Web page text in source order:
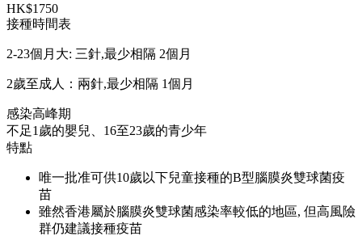
HK$1750
接種時間表
2-23個月大: 三針,最少相隔 2個月
2歲至成人：兩針,最少相隔 1個月
感染高峰期
不足1歲的嬰兒、16至23歲的青少年
特點
唯一批准可供10歲以下兒童接種的B型腦膜炎雙球菌疫
苗
雖然香港屬於腦膜炎雙球菌感染率較低的地區, 但高風險
群仍建議接種疫苗